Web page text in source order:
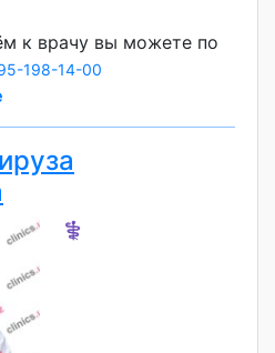
к врачу вы можете по
198-14-00
⚕️